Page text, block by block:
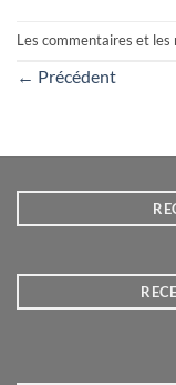
Les commentaires et
← Précédent